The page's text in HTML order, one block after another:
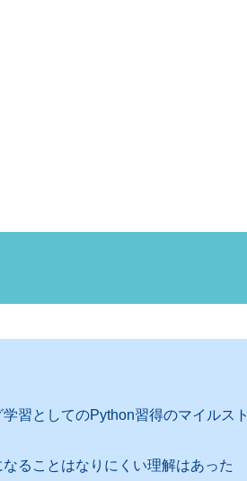
習としてのPython習得のマイルスト
ることはなりにくい理解はあった